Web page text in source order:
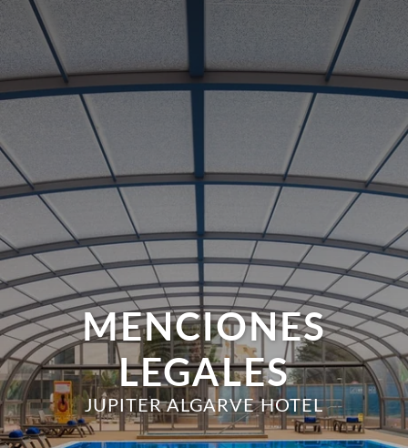
MENCIONES
LEGALES
JUPITER ALGARVE HOTEL